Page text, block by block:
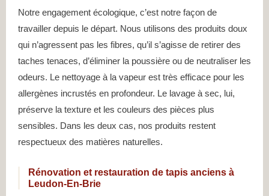
Notre engagement écologique, c’est notre façon de
travailler depuis le départ. Nous utilisons des produits doux
qui n’agressent pas les fibres, qu’il s’agisse de retirer des
taches tenaces, d’éliminer la poussière ou de neutraliser les
odeurs. Le nettoyage à la vapeur est très efficace pour les
allergènes incrustés en profondeur. Le lavage à sec, lui,
préserve la texture et les couleurs des pièces plus
sensibles. Dans les deux cas, nos produits restent
respectueux des matières naturelles.
Rénovation et restauration de tapis anciens à
Leudon-En-Brie